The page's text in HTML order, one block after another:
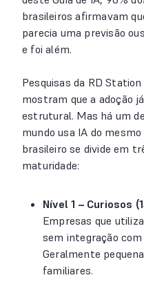
brasileiros afirmavam
parecia uma previsão
e foi além.
Pesquisas da RD
mostram que a adoção
estrutural. Mas há um
mundo usa IA do
brasileiro se divide em
maturidade:
Nível 1 – Curiosos
Empresas que
sem integração
Geralmente
familiares.